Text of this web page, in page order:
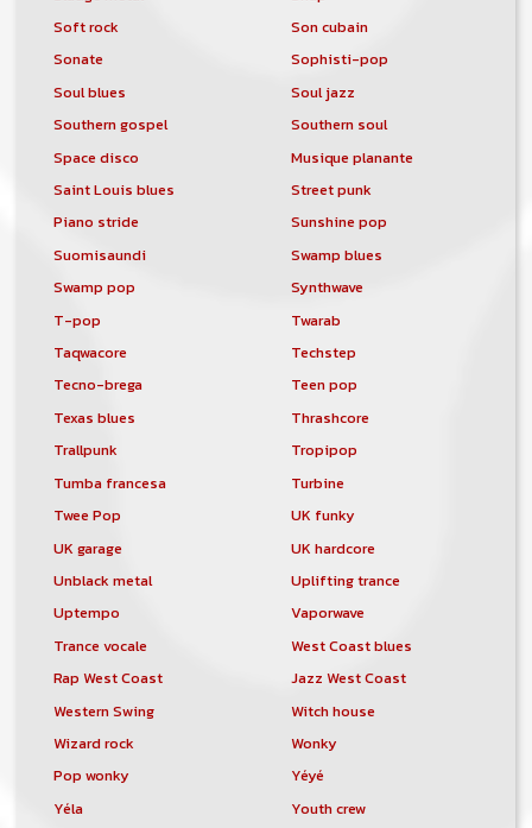
Soft rock
Son cubain
Sonate
Sophisti-pop
Soul blues
Soul jazz
Southern gospel
Southern soul
Space disco
Musique planante
Saint Louis blues
Street punk
Piano stride
Sunshine pop
Suomisaundi
Swamp blues
Swamp pop
Synthwave
T-pop
Twarab
Taqwacore
Techstep
Tecno-brega
Teen pop
Texas blues
Thrashcore
Trallpunk
Tropipop
Tumba francesa
Turbine
Twee Pop
UK funky
UK garage
UK hardcore
Unblack metal
Uplifting trance
Uptempo
Vaporwave
Trance vocale
West Coast blues
Rap West Coast
Jazz West Coast
Western Swing
Witch house
Wizard rock
Wonky
Pop wonky
Yéyé
Yéla
Youth crew